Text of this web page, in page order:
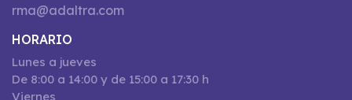
rma@adaltra.com
HORARIO
Lunes a jueves
De 8:00 a 14:00 y de 15:00 a 17:30 h
Viernes